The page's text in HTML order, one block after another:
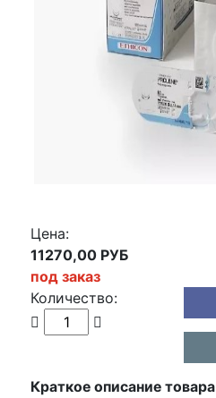
Цена:
11270,00 РУБ
под заказ
Количество:
Краткое описание товара